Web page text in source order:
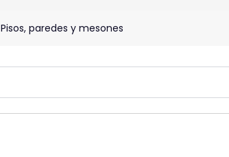
Pisos, paredes y mesones